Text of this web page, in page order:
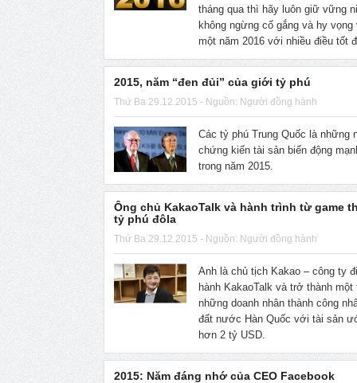
tháng qua thì hãy luôn giữ vững
không ngừng cố gắng và hy vọng
một năm 2016 với nhiều điều tốt
2015, năm “đen đủi” của giới tỷ phú
Thứ Ba 29.12.2015 - Nguồn: Người đồng hành
Các tỷ phú Trung Quốc là những
chứng kiến tài sản biến động
trong năm 2015.
Ông chủ KakaoTalk và hành trình từ game
tỷ phú đôla
Thứ Ba 29.12.2015 - Nguồn: Người đồng hành
Anh là chủ tịch Kakao – công ty
hành KakaoTalk và trở thành một
những doanh nhân thành công
đất nước Hàn Quốc với tài sản
hơn 2 tỷ USD.
2015: Năm đáng nhớ của CEO Facebook